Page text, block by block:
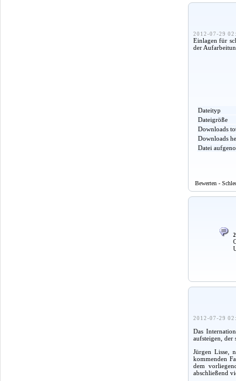
2012-07-29
Einlagen für
der
Dateityp
Dateigröße
Downloads
Downloads
Datei
Bewerten -
2012-07-29
Das
aufsteigen, der
Jürgen Lisse,
kommenden
dem
abschließend